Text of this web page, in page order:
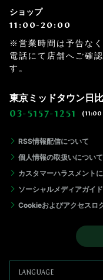
ショップ
11:00-20:00
※営業時間は予告な
電話にて店舗へご確
す。
東京ミッドタウン日
03-5157-1251
RSS情報配信について
個人情報の取扱いについて
カスタマーハラスメント
ソーシャルメディアガイ
Cookieおよびアクセスロ